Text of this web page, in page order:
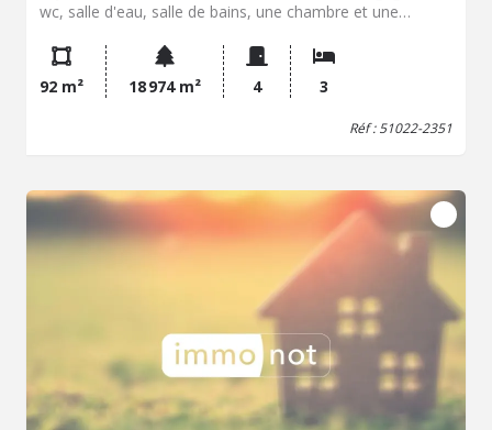
wc, salle d'eau, salle de bains, une chambre et une
Charges de copropriété 273 €/trimestre. 28 lots
92 m²
18 974 m² 4 3
Réf : 51022-2351